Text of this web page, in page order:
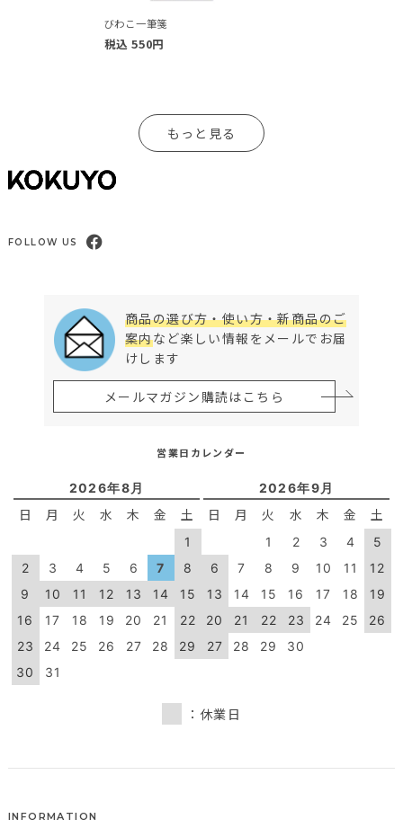
びわこ一筆箋
税込 550円
もっと見る
FOLLOW US
商品の選び方・使い方・新商品のご
案内など楽しい情報をメールでお届
けします
メールマガジン購読はこちら
営業日カレンダー
2026年8月
日 月 火 水 木 金 土
1
2
3 4 5 6 7
8
9
10 11 12 13 14
15
16
17 18 19 20 21
22
23
24 25 26 27 28
29
30
31
2026年9月
日 月 火 水 木 金 土
1 2 3 4
5
6
7 8 9 10 11
12
13
14 15 16 17 18
19
20
21 22 23 24 25
26
27
28 29 30
：休業日
INFORMATION